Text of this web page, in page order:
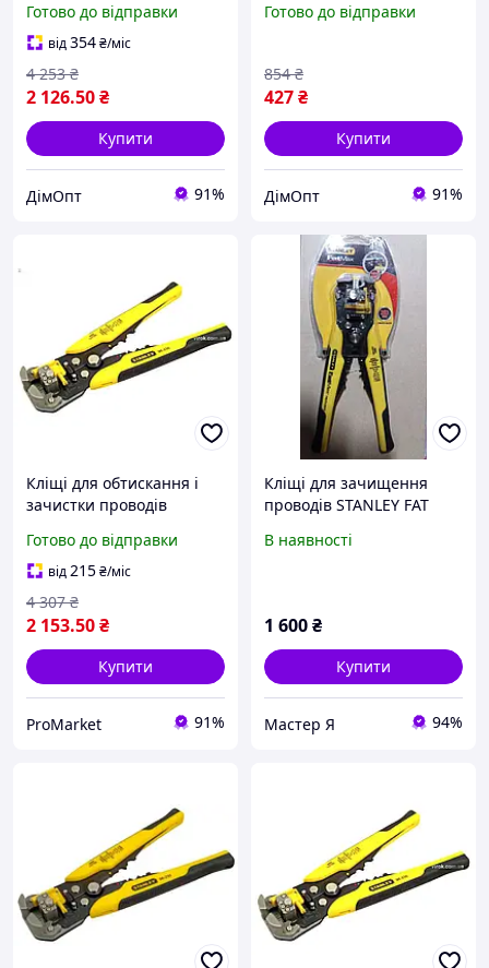
ручками та
максимальним
захопленням 33 мм
Готово до відправки
від354₴/міс
2 126.50₴
4 253 ₴
Купити
ДімОпт 91%
ізоляції дротів
Готово до відправки
427₴
854 ₴
Купити
ДімОпт 91%
Кліщі для обтискання і
зачистки проводів
дротів діаметром 0,8-2,6
мм з регулятором
Готово до відправки
від215₴/міс
2 153.50₴
4 307 ₴
Купити
ProMarket 91%
Кліщі для зачищення
проводів STANLEY FAT
В наявності
1 600₴
Купити
Мастер Я 94%